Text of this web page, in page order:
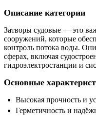
Описание категории
Затворы судовые — это
сооружений, которые
контроль потока воды.
сферах, включая
гидроэлектростанции и
Основные
Высокая прочность и
Герметичность и